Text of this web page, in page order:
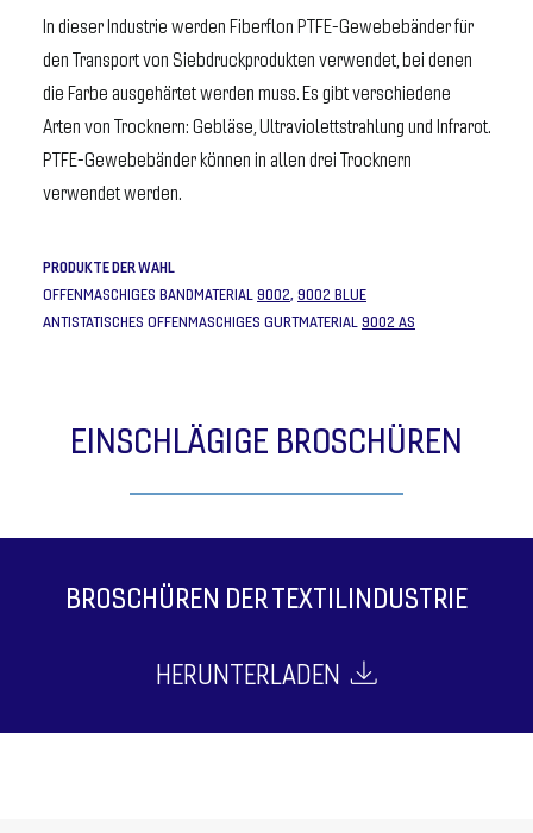
In dieser Industrie werden Fiberflon PTFE-Gewebebänder für
den Transport von Siebdruckprodukten verwendet, bei denen
die Farbe ausgehärtet werden muss. Es gibt verschiedene
Arten von Trocknern: Gebläse, Ultraviolettstrahlung und Infrarot.
PTFE-Gewebebänder können in allen drei Trocknern
verwendet werden.
PRODUKTE DER WAHL
OFFENMASCHIGES BANDMATERIAL 9002, 9002 BLUE
ANTISTATISCHES OFFENMASCHIGES GURTMATERIAL 9002 AS
EINSCHLÄGIGE BROSCHÜREN
BROSCHÜREN DER TEXTILINDUSTRIE
HERUNTERLADEN